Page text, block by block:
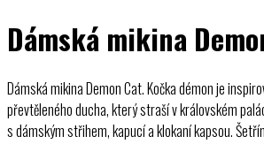
Dámská mikina
Dámská mikina Demon Cat. Kočka démon je
převtěleného ducha, který straší v královském
s dámským střihem, kapucí a klokaní kapsou.